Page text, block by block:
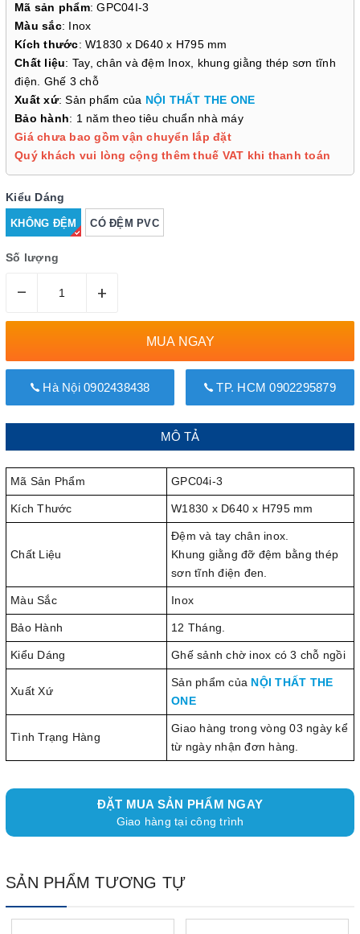
Mã sản phẩm: GPC04I-3
Màu sắc: Inox
Kích thước: W1830 x D640 x H795 mm
Chất liệu: Tay, chân và đệm Inox, khung giằng thép sơn tĩnh
điện. Ghế 3 chỗ
Xuất xứ: Sản phẩm của NỘI THẤT THE ONE
Bảo hành: 1 năm theo tiêu chuẩn nhà máy
Giá chưa bao gồm vận chuyển lắp đặt
Quý khách vui lòng cộng thêm thuế VAT khi thanh toán
Kiểu Dáng
KHÔNG ĐỆM CÓ ĐỆM PVC
Số lượng
– +
MUA NGAY
Hà Nội 0902438438 TP. HCM 0902295879
MÔ TẢ
Mã Sản Phẩm GPC04i-3
Kích Thước W1830 x D640 x H795 mm
Chất Liệu
Đệm và tay chân inox.
Khung giằng đỡ đệm bằng thép
sơn tĩnh điện đen.
Màu Sắc Inox
Bảo Hành 12 Tháng.
Kiểu Dáng Ghế sảnh chờ inox có 3 chỗ ngồi
Xuất Xứ
Sản phẩm của NỘI THẤT THE
ONE
Tình Trạng Hàng
Giao hàng trong vòng 03 ngày kể
từ ngày nhận đơn hàng.
ĐẶT MUA SẢN PHẨM NGAY
Giao hàng tại công trình
SẢN PHẨM TƯƠNG TỰ